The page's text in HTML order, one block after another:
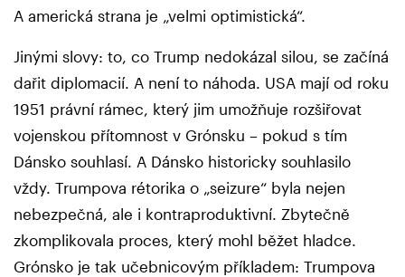
A americká strana je „velmi optimistická“.
Jinými slovy: to, co Trump nedokázal silou, se začíná
dařit diplomacií. A není to náhoda. USA mají od roku
1951 právní rámec, který jim umožňuje rozšiřovat
vojenskou přítomnost v Grónsku – pokud s tím
Dánsko souhlasí. A Dánsko historicky souhlasilo
vždy. Trumpova rétorika o „seizure“ byla nejen
nebezpečná, ale i kontraproduktivní. Zbytečně
zkomplikovala proces, který mohl běžet hladce.
Grónsko je tak učebnicovým příkladem: Trumpova